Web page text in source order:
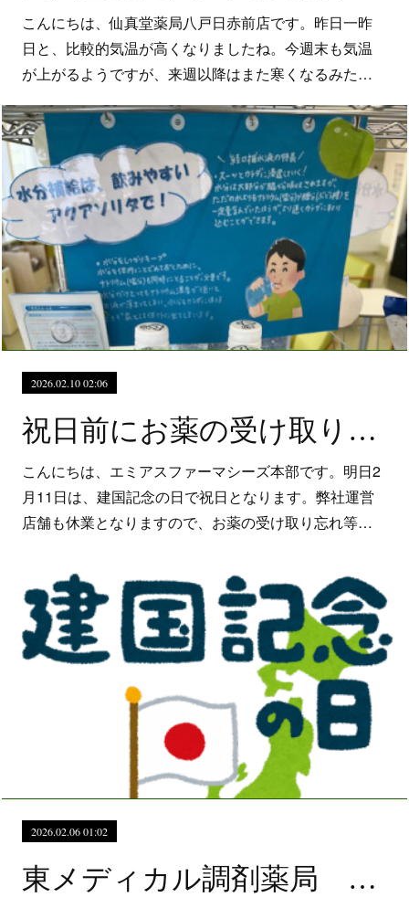
こんにちは、仙真堂薬局八戸日赤前店です。昨日一昨
日と、比較的気温が高くなりましたね。今週末も気温
が上がるようですが、来週以降はまた寒くなるみた…
2026.02.10 02:06
祝日前にお薬の受け取りをお忘れなく
こんにちは、エミアスファーマシーズ本部です。明日2
月11日は、建国記念の日で祝日となります。弊社運営
店舗も休業となりますので、お薬の受け取り忘れ等…
2026.02.06 01:02
東メディカル調剤薬局 インフルエンザ注意報継続中！